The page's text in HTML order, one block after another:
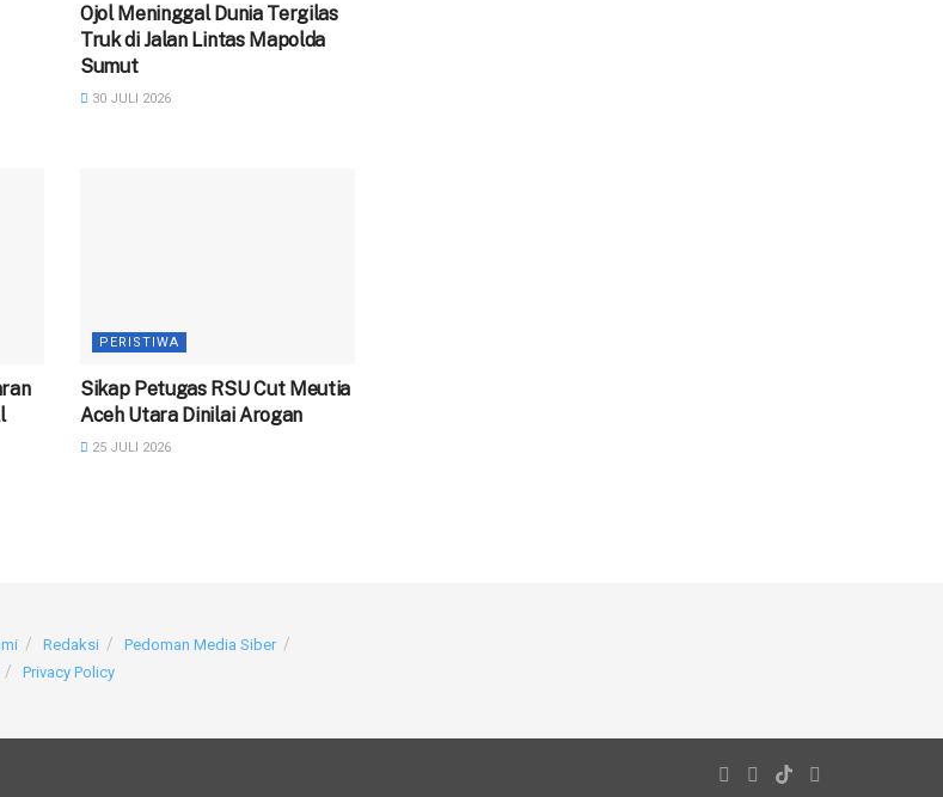
Ojol Meninggal Dunia Tergilas
Truk di Jalan Lintas Mapolda
Sumut
30 JULI 2026
PERISTIWA
‎Sikap Petugas RSU Cut Meutia
Aceh Utara Dinilai Arogan
25 JULI 2026
Redaksi
Pedoman Media Siber
Privacy Policy